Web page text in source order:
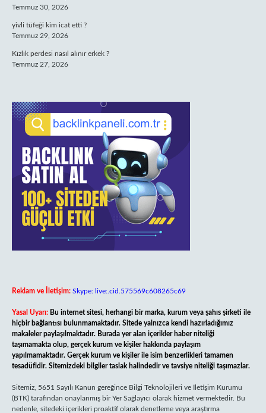
Temmuz 30, 2026
yivli tüfeği kim icat etti ?
Temmuz 29, 2026
Kızlık perdesi nasıl alınır erkek ?
Temmuz 27, 2026
Reklam ve İletişim: Skype: live:.cid.575569c608265c69
Yasal Uyarı: Bu internet sitesi, herhangi bir marka, kurum veya şahıs şirketi ile
hiçbir bağlantısı bulunmamaktadır. Sitede yalnızca kendi hazırladığımız
makaleler paylaşılmaktadır. Burada yer alan içerikler haber niteliği
taşımamakta olup, gerçek kurum ve kişiler hakkında paylaşım
yapılmamaktadır. Gerçek kurum ve kişiler ile isim benzerlikleri tamamen
tesadüfidir. Sitemizdeki bilgiler taslak halindedir ve tavsiye niteliği taşımazlar.
Sitemiz, 5651 Sayılı Kanun gereğince Bilgi Teknolojileri ve İletişim Kurumu
(BTK) tarafından onaylanmış bir Yer Sağlayıcı olarak hizmet vermektedir. Bu
nedenle, sitedeki içerikleri proaktif olarak denetleme veya araştırma